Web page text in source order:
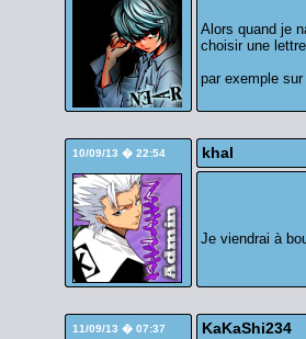
Alors quand je
choisir une
par exemple
10/09/13 � 22:54 khal
Je viendrai à
11/09/13 � 07:37 KaKaShi234